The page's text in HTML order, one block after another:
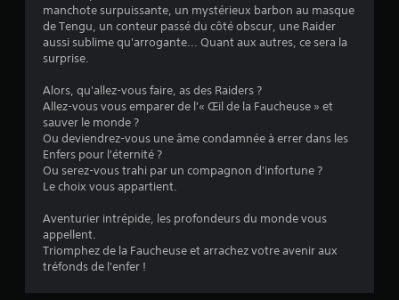
u
i
s
e
r
l
e
s
c
m
a
n
d
manchote surpuissante, un mystérieux barbon au masque
de Tengu, un conteur passé du côté obscur, une Raider
aussi sublime qu'arrogante... Quant aux autres, ce sera la
surprise.
Alors, qu'allez-vous faire, as des Raiders ?
Allez-vous vous emparer de l'« Œil de la Faucheuse » et
sauver le monde ?
Ou deviendrez-vous une âme condamnée à errer dans les
Enfers pour l'éternité ?
Ou serez-vous trahi par un compagnon d'infortune ?
Le choix vous appartient.
Aventurier intrépide, les profondeurs du monde vous
appellent.
Triomphez de la Faucheuse et arrachez votre avenir aux
tréfonds de l'enfer !